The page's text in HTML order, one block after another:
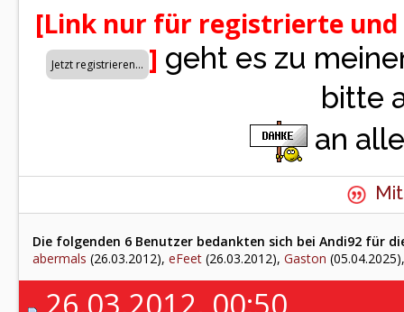
[Link nur für registrierte
] geht es zu
bitte
an
Die folgenden 6 Benutzer bedankten sich bei Andi92 für
abermals (26.03.2012), eFeet (26.03.2012), Gaston